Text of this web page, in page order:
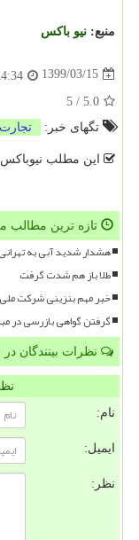
منبع: نیو باكس
1399/03/15
5.0
/
5
تگهای خبر:
تجارت
این مطلب نیوباکس
تازه ترین مطالب
هشدار شدید آبی به
طلا باز هم شدت گرفت
خبر مهم بنزینی شرکت
گرفتن گواهی بازرسی در
نظرات بینندگان
نام:
ایمیل:
نظر: